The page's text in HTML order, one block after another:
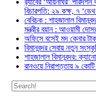
বিচারপতি: ২৯ কক্ষ, ৭
বেবিচক : শাহজালাল
মন্ত্রীর বয়ান : আওয়ামী
অফিসে বসেই মদ কেনার
বিমানবন্দর সেবায় নতুন
শাহজালাল বিমানবন্দর:
রানওয়ে নিরাপত্তায় ৯